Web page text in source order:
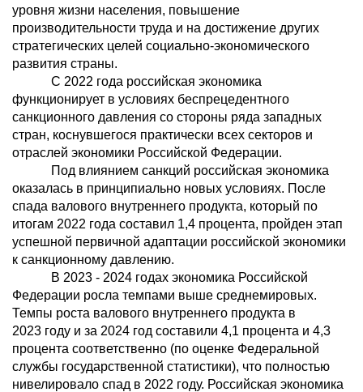
уровня жизни населения, повышение
производительности труда и на достижение других
стратегических целей социально-экономического
развития страны.
С 2022 года российская экономика
функционирует в условиях беспрецедентного
санкционного давления со стороны ряда западных
стран, коснувшегося практически всех секторов и
отраслей экономики Российской Федерации.
Под влиянием санкций российская экономика
оказалась в принципиально новых условиях. После
спада валового внутреннего продукта, который по
итогам 2022 года составил 1,4 процента, пройден этап
успешной первичной адаптации российской экономики
к санкционному давлению.
В 2023 - 2024 годах экономика Российской
Федерации росла темпами выше среднемировых.
Темпы роста валового внутреннего продукта в
2023 году и за 2024 год составили 4,1 процента и 4,3
процента соответственно (по оценке Федеральной
службы государственной статистики), что полностью
нивелировало спад в 2022 году. Российская экономика